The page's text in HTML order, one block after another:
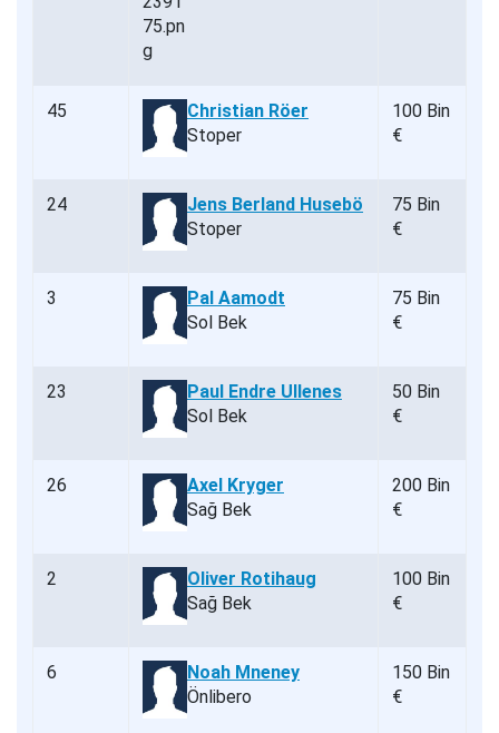
45
Christian Röer
Stoper
100 Bin
€
24
Jens Berland Husebö
Stoper
75 Bin
€
3
Pal Aamodt
Sol Bek
75 Bin
€
23
Paul Endre Ullenes
Sol Bek
50 Bin
€
26
Axel Kryger
Sağ Bek
200 Bin
€
2
Oliver Rotihaug
Sağ Bek
100 Bin
€
6
Noah Mneney
Önlibero
150 Bin
€